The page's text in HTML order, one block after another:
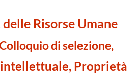
Risorse Umane
di selezione,
Proprietà